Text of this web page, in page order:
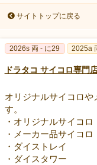
サイトトップに戻る
2026s 両 - に29 2025a
ドラタコ サイコロ専門
オリジナルサイコロや
す。
・オリジナルサイコロ
・メーカー品サイコロ
・ダイストレイ
・ダイスタワー